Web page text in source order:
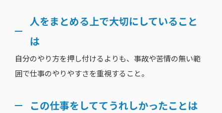
人をまとめる上で大切にしていること
は
自分のやり方を押し付けるよりも、事故や苦情の無い範
囲で仕事のやりやすさを重視すること。
この仕事をしててうれしかったことは